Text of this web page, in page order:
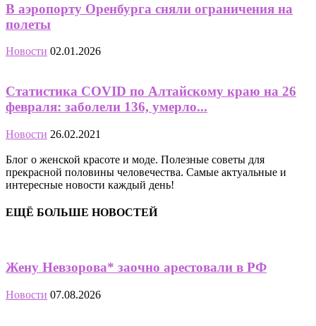
В аэропорту Оренбурга сняли ограничения на
полеты
Новости 02.01.2026
Статистика COVID по Алтайскому краю на 26
февраля: заболели 136, умерло...
Новости 26.02.2021
Блог о женской красоте и моде. Полезные советы для
прекрасной половины человечества. Самые актуальные и
интересные новости каждый день!
ЕЩЁ БОЛЬШЕ НОВОСТЕЙ
Жену Невзорова* заочно арестовали в РФ
Новости 07.08.2026